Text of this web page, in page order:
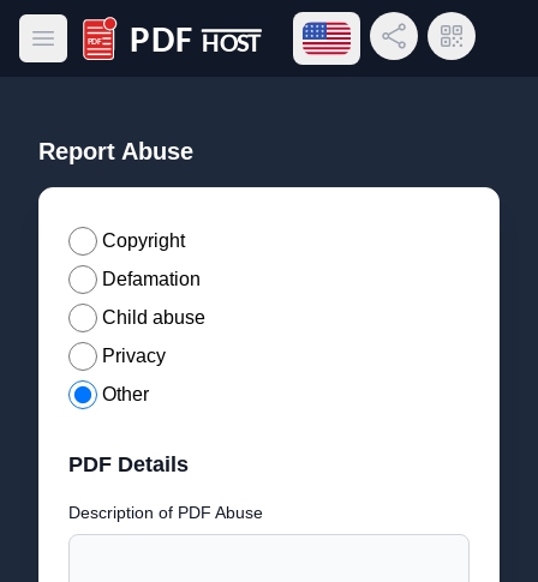
Open main menu
PDF Host
Open language menu
Share LinkQR Code
Report Abuse
Copyright
Defamation
Child abuse
Privacy
Other
PDF Details
Description of PDF Abuse